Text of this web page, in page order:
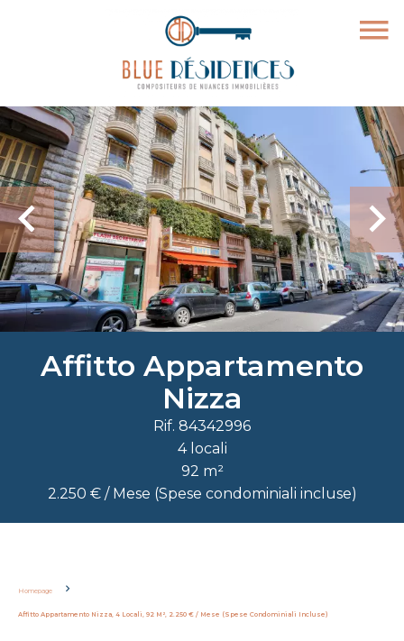
Affitto Appartamento
Nizza
Rif. 84342996
4 locali
92 m²
2.250 € / Mese (Spese condominiali incluse)
Homepage
Affitto Appartamento Nizza, 4 Locali, 92 M², 2.250 € / Mese (Spese Condominiali Incluse)